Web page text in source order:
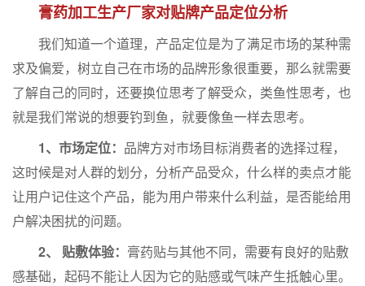
膏药加工生产厂家对贴牌产品定位分析
我们知道一个道理，产品定位是为了满足市场的某种需
求及偏爱，树立自己在市场的品牌形象很重要，那么就需要
了解自己的同时，还要换位思考了解受众，类鱼性思考，也
就是我们常说的想要钓到鱼，就要像鱼一样去思考。
1、市场定位： 品牌方对市场目标消费者的选择过程，
这时候是对人群的划分，分析产品受众，什么样的卖点才能
让用户记住这个产品，能为用户带来什么利益，是否能给用
户解决困扰的问题。
2、 贴敷体验： 膏药贴与其他不同，需要有良好的贴敷
感基础，起码不能让人因为它的贴感或气味产生抵触心里。